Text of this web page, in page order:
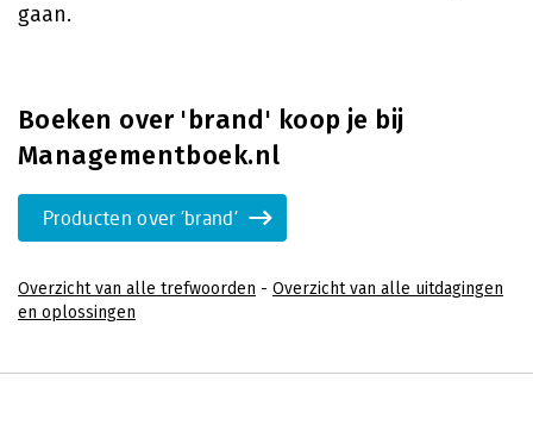
gaan.
Boeken over 'brand' koop je bij
Managementboek.nl
Producten over 'brand'
Overzicht van alle trefwoorden - Overzicht van alle uitdagingen
en oplossingen